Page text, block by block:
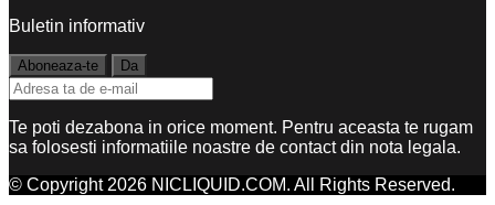
Buletin informativ
Te poti dezabona in orice moment. Pentru aceasta te rugam
sa folosesti informatiile noastre de contact din nota legala.
© Copyright 2026 NICLIQUID.COM. All Rights Reserved.